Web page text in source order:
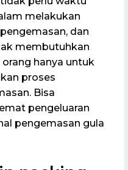
melakukan
dan
membutuhkan
orang hanya untuk
proses
Bisa
pengeluaran
pengemasan gula